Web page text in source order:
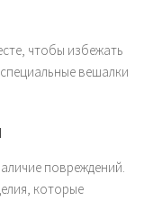
чтобы избежать
вешалки
повреждений.
которые